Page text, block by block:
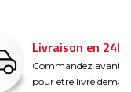
Livraison en 24h
Commandez avant 14h
pour être livré demain !